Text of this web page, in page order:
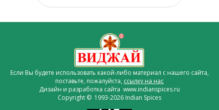
Если Вы будете использовать какой-либо материал с нашего сайта,
поставьте, пожалуйста, ссылку на нас
Дизайн и разработка сайта www.indianspices.ru
Copyright © 1993-2026 Indian Spices